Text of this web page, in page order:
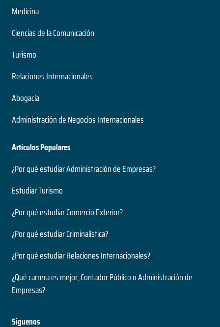
Medicina
Ciencias de la Comunicación
Turismo
Relaciones Internacionales
Abogacía
Administración de Negocios Internacionales
Artículos Populares
¿Por qué estudiar Administración de Empresas?
Estudiar Turismo
¿Por qué estudiar Comercio Exterior?
¿Por qué estudiar Criminalística?
¿Por qué estudiar Relaciones Internacionales?
¿Qué carrera es mejor, Contador Público o Administración de
Empresas?
Siguenos